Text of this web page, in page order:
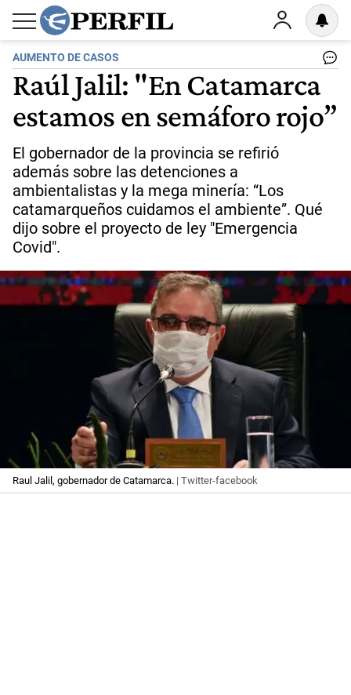
AUMENTO DE CASOS
Raúl Jalil: "En Catamarca
estamos en semáforo rojo”
El gobernador de la provincia se refirió
además sobre las detenciones a
ambientalistas y la mega minería: “Los
catamarqueños cuidamos el ambiente”. Qué
dijo sobre el proyecto de ley "Emergencia
Covid".
Raul Jalil, gobernador de Catamarca. | Twitter-facebook